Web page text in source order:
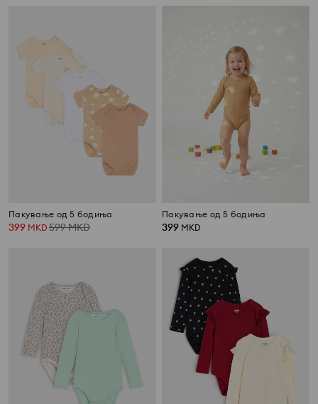
Пакување од 5 бодиња
399 MKD 599MKD
Пакување од 5 бодиња
399 MKD